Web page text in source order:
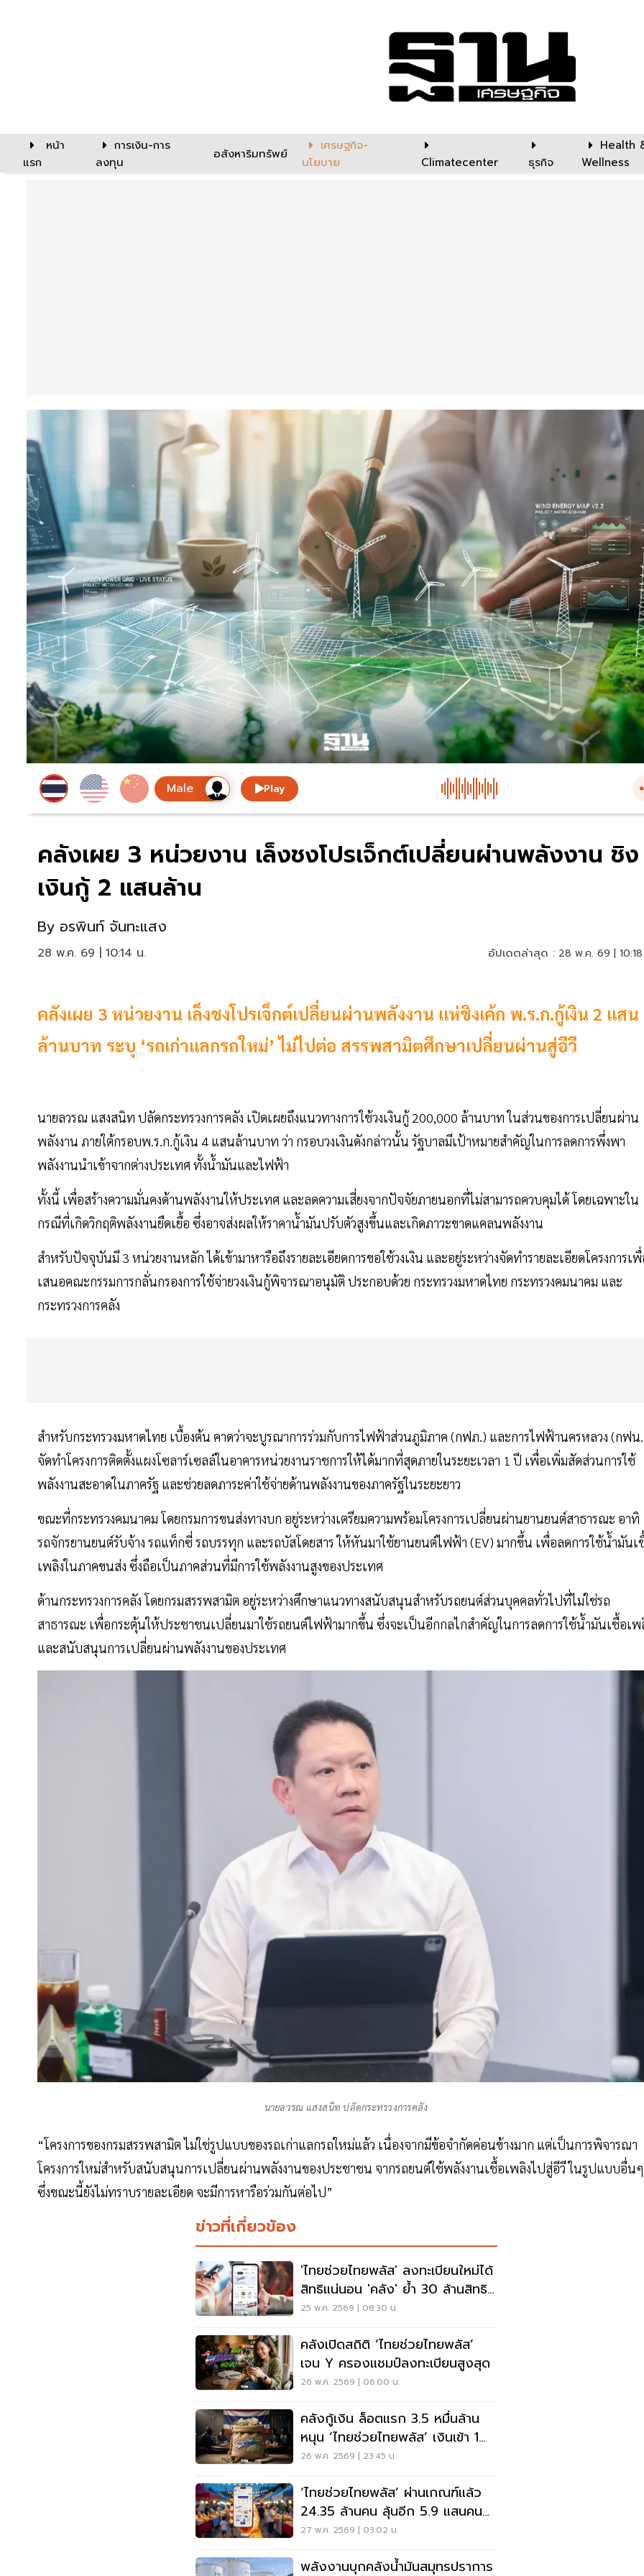
หน้า
แรก
การเงิน-การ
ลงทุน
อสังหาริมทรัพย์
เศรษฐกิจ-
นโยบาย
Climatecenter ธุรกิจ
Health
Wellness
Play
คลังเผย 3 หน่วยงาน เล็งชงโปรเจ็กต์เปลี่ยนผ่านพลังงาน ชิง
เงินกู้ 2 แสนล้าน
By อรพินท์ จันทะแสง
28 พ.ค. 69 | 10:14 น. อัปเดตล่าสุด : 28 พ.ค. 69 |
คลังเผย 3 หน่วยงาน เล็งชงโปรเจ็กต์เปลี่ยนผ่านพลังงาน แห่ชิงเค้ก พ.ร.ก.กู้เงิน 2 แสน
ล้านบาท ระบุ ‘รถเก่าแลกรถใหม่’ ไม่ไปต่อ สรรพสามิตศึกษาเปลี่ยนผ่านสู่อีวี
นายลวรณ แสงสนิท ปลัดกระทรวงการคลัง เปิดเผยถึงแนวทางการใช้วงเงินกู้ 200,000 ล้านบาท ในส่วนของการเปลี่ยนผ่าน
พลังงาน ภายใต้กรอบพ.ร.ก.กู้เงิน 4 แสนล้านบาท ว่า กรอบวงเงินดังกล่าวนั้น รัฐบาลมีเป้าหมายสำคัญในการลดการพึ่งพา
พลังงานนำเข้าจากต่างประเทศ ทั้งน้ำมันและไฟฟ้า
ทั้งนี้ เพื่อสร้างความมั่นคงด้านพลังงานให้ประเทศ และลดความเสี่ยงจากปัจจัยภายนอกที่ไม่สามารถควบคุมได้ โดยเฉพาะใน
กรณีที่เกิดวิกฤติพลังงานยืดเยื้อ ซึ่งอาจส่งผลให้ราคาน้ำมันปรับตัวสูงขึ้นและเกิดภาวะขาดแคลนพลังงาน
สำหรับปัจจุบันมี 3 หน่วยงานหลัก ได้เข้ามาหารือถึงรายละเอียดการขอใช้วงเงิน และอยู่ระหว่างจัดทำรายละเอียดโครงการเ
เสนอคณะกรรมการกลั่นกรองการใช้จ่ายวงเงินกู้พิจารณาอนุมัติ ประกอบด้วย กระทรวงมหาดไทย กระทรวงคมนาคม และ
กระทรวงการคลัง
สำหรับกระทรวงมหาดไทย เบื้องต้น คาดว่าจะบูรณาการร่วมกับการไฟฟ้าส่วนภูมิภาค (กฟภ.) และการไฟฟ้านครหลวง (กฟน
จัดทำโครงการติดตั้งแผงโซลาร์เซลล์ในอาคารหน่วยงานราชการให้ได้มากที่สุดภายในระยะเวลา 1 ปี เพื่อเพิ่มสัดส่วนการใช้
พลังงานสะอาดในภาครัฐ และช่วยลดภาระค่าใช้จ่ายด้านพลังงานของภาครัฐในระยะยาว
ขณะที่กระทรวงคมนาคม โดยกรมการขนส่งทางบก อยู่ระหว่างเตรียมความพร้อมโครงการเปลี่ยนผ่านยานยนต์สาธารณะ อาทิ
รถจักรยานยนต์รับจ้าง รถแท็กซี่ รถบรรทุก และรถบัสโดยสาร ให้หันมาใช้ยานยนต์ไฟฟ้า (EV) มากขึ้น เพื่อลดการใช้น้ำมันเ
เพลิงในภาคขนส่ง ซึ่งถือเป็นภาคส่วนที่มีการใช้พลังงานสูงของประเทศ
ด้านกระทรวงการคลัง โดยกรมสรรพสามิต อยู่ระหว่างศึกษาแนวทางสนับสนุนสำหรับรถยนต์ส่วนบุคคลทั่วไปที่ไม่ใช่รถ
สาธารณะ เพื่อกระตุ้นให้ประชาชนเปลี่ยนมาใช้รถยนต์ไฟฟ้ามากขึ้น ซึ่งจะเป็นอีกกลไกสำคัญในการลดการใช้น้ำมันเชื้อเพ
และสนับสนุนการเปลี่ยนผ่านพลังงานของประเทศ
นายลวรณ แสงสนิท ปลัดกระทรวงการคลัง
“โครงการของกรมสรรพสามิต ไม่ใช่รูปแบบของรถเก่าแลกรถใหม่แล้ว เนื่องจากมีข้อจำกัดค่อนข้างมาก แต่เป็นการพิจารณา
โครงการใหม่สำหรับสนับสนุนการเปลี่ยนผ่านพลังงานของประชาชน จากรถยนต์ใช้พลังงานเชื้อเพลิงไปสู่อีวี ในรูปแบบอื่นๆ
ซึ่งขณะนี้ยังไม่ทราบรายละเอียด จะมีการหารือร่วมกันต่อไป”
ข่าวที่เกี่ยวข้อง
'ไทยช่วยไทยพลัส' ลงทะเบียนใหม่ได้
สิทธิแน่นอน 'คลัง' ย้ำ 30 ล้านสิทธิ
เพียงพอ
25 พ.ค. 2569 | 08:30 น.
คลังเปิดสถิติ ‘ไทยช่วยไทยพลัส’
เจน Y ครองแชมป์ลงทะเบียนสูงสุด
26 พ.ค. 2569 | 06:00 น.
คลังกู้เงิน ล็อตแรก 3.5 หมื่นล้าน
หนุน ‘ไทยช่วยไทยพลัส’ เงินเข้า 1
มิ.ย.
26 พ.ค. 2569 | 23:45 น.
‘ไทยช่วยไทยพลัส’ ผ่านเกณฑ์แล้ว
24.35 ล้านคน ลุ้นอีก 5.9 แสนคน
วันนี้
27 พ.ค. 2569 | 03:02 น.
พลังงานบุกคลังน้ำมันสมุทรปราการ